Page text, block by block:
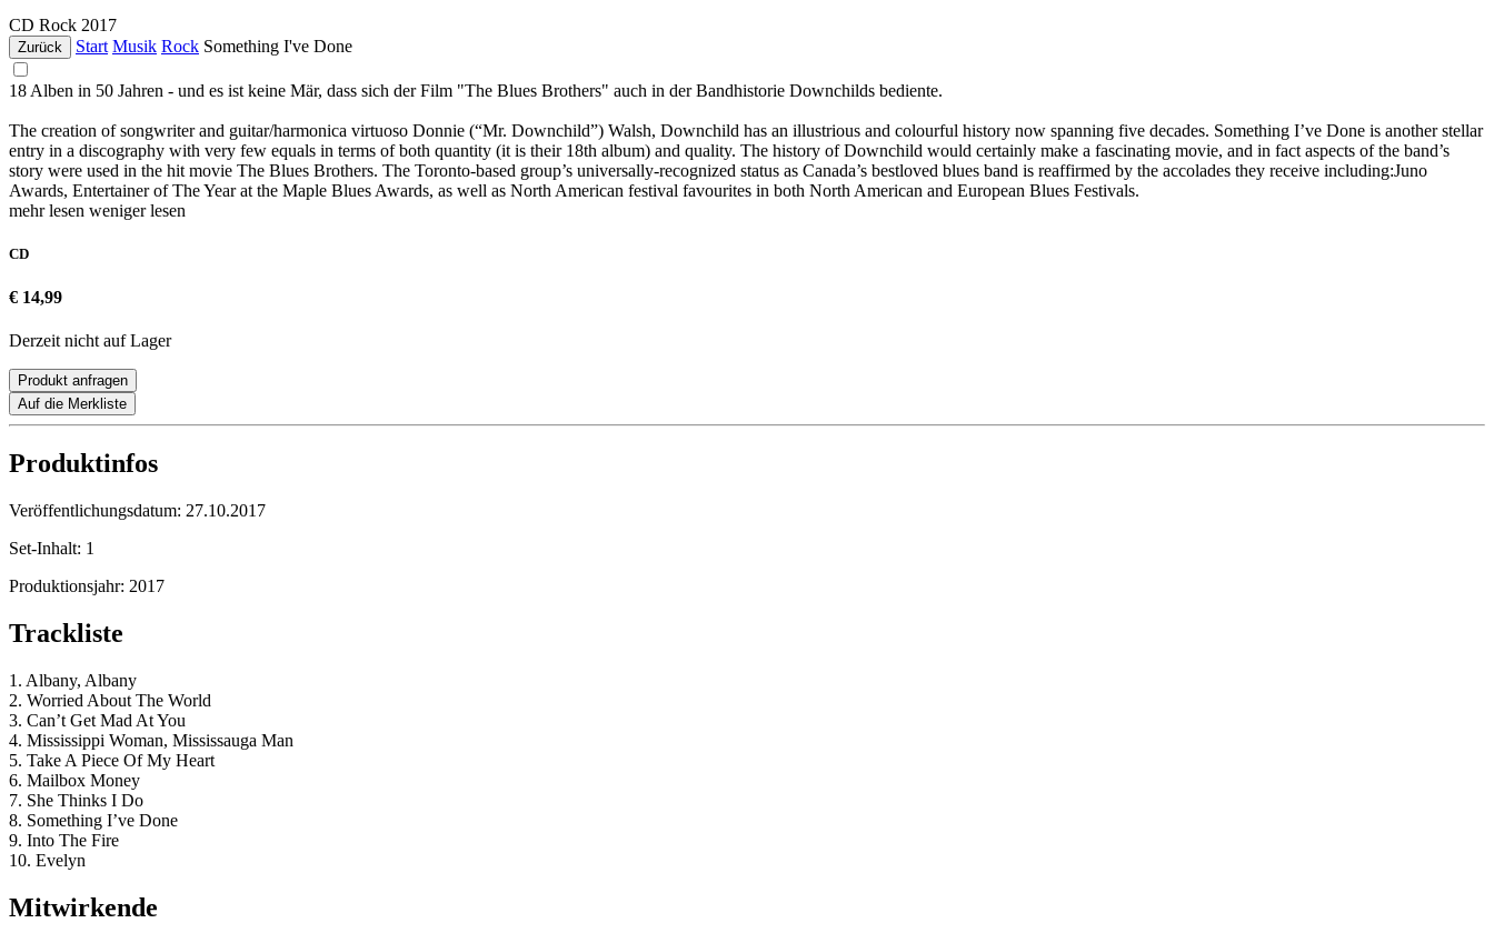
CD Rock 2017
Zurück Start Musik Rock Something I've Done
18 Alben in 50 Jahren - und es ist keine Mär, dass sich der Film "The Blues Brothers" auch in der Bandhistorie Downchilds bediente.
The creation of songwriter and guitar/harmonica virtuoso Donnie (“Mr. Downchild”) Walsh, Downchild has an illustrious and colourful history now spanning five decades. Something I’ve Done is another stellar
entry in a discography with very few equals in terms of both quantity (it is their 18th album) and quality. The history of Downchild would certainly make a fascinating movie, and in fact aspects of the band’s
story were used in the hit movie The Blues Brothers. The Toronto-based group’s universally-recognized status as Canada’s bestloved blues band is reaffirmed by the accolades they receive including:Juno
Awards, Entertainer of The Year at the Maple Blues Awards, as well as North American festival favourites in both North American and European Blues Festivals.
mehr lesen weniger lesen
CD
€ 14,99
Derzeit nicht auf Lager
Produkt anfragen
Auf die Merkliste
Produktinfos
Veröffentlichungsdatum: 27.10.2017
Set-Inhalt: 1
Produktionsjahr: 2017
Trackliste
1. Albany, Albany
2. Worried About The World
3. Can’t Get Mad At You
4. Mississippi Woman, Mississauga Man
5. Take A Piece Of My Heart
6. Mailbox Money
7. She Thinks I Do
8. Something I’ve Done
9. Into The Fire
10. Evelyn
Mitwirkende